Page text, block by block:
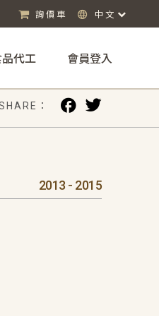
詢價車 中文
代工 會員登入
：
2013 - 2015